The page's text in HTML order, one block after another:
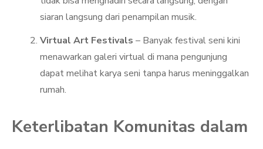
siaran langsung dari penampilan musik.
Virtual Art Festivals – Banyak festival seni kini
menawarkan galeri virtual di mana pengunjung
dapat melihat karya seni tanpa harus meninggalkan
rumah.
Keterlibatan Komunitas dalam